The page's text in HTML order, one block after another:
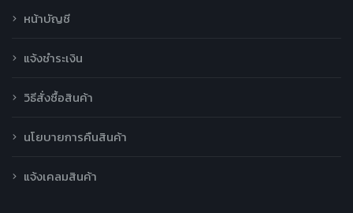
หน้าบัญชี
แจ้งชำระเงิน
วิธีสั่งซื้อสินค้า
นโยบายการคืนสินค้า
แจ้งเคลมสินค้า